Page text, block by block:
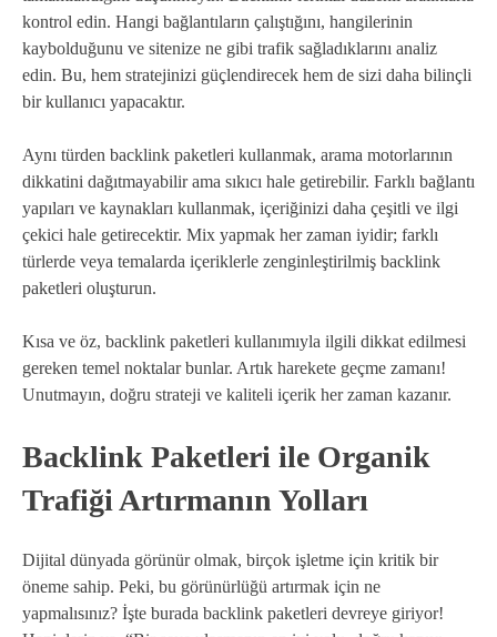
kontrol edin. Hangi bağlantıların çalıştığını, hangilerinin
kaybolduğunu ve sitenize ne gibi trafik sağladıklarını analiz
edin. Bu, hem stratejinizi güçlendirecek hem de sizi daha bilinçli
bir kullanıcı yapacaktır.
Aynı türden backlink paketleri kullanmak, arama motorlarının
dikkatini dağıtmayabilir ama sıkıcı hale getirebilir. Farklı bağlantı
yapıları ve kaynakları kullanmak, içeriğinizi daha çeşitli ve ilgi
çekici hale getirecektir. Mix yapmak her zaman iyidir; farklı
türlerde veya temalarda içeriklerle zenginleştirilmiş backlink
paketleri oluşturun.
Kısa ve öz, backlink paketleri kullanımıyla ilgili dikkat edilmesi
gereken temel noktalar bunlar. Artık harekete geçme zamanı!
Unutmayın, doğru strateji ve kaliteli içerik her zaman kazanır.
Backlink Paketleri ile Organik
Trafiği Artırmanın Yolları
Dijital dünyada görünür olmak, birçok işletme için kritik bir
öneme sahip. Peki, bu görünürlüğü artırmak için ne
yapmalısınız? İşte burada backlink paketleri devreye giriyor!